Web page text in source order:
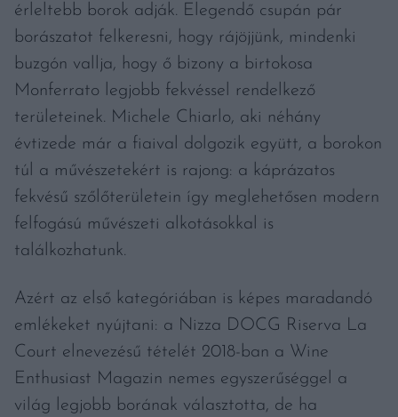
érleltebb borok adják. Elegendő csupán pár
borászatot felkeresni, hogy rájöjjünk, mindenki
buzgón vallja, hogy ő bizony a birtokosa
Monferrato legjobb fekvéssel rendelkező
területeinek. Michele Chiarlo, aki néhány
évtizede már a fiaival dolgozik együtt, a borokon
túl a művészetekért is rajong: a káprázatos
fekvésű szőlőterületein így meglehetősen modern
felfogású művészeti alkotásokkal is
találkozhatunk.
Azért az első kategóriában is képes maradandó
emlékeket nyújtani: a Nizza DOCG Riserva La
Court elnevezésű tételét 2018-ban a Wine
Enthusiast Magazin nemes egyszerűséggel a
világ legjobb borának választotta, de ha